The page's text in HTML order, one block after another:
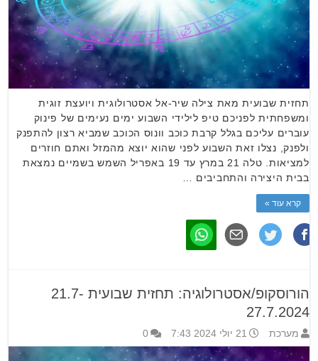
תחזית שבועית מאת צילה שיר-אל אסטרולוגית ויועצת זוגית
ומשפחתית לפניכם טיפ לילידי השבוע ימים נעימים של פינוק
עוברים עליכם בגלל קרבת כוכב וונוס הכוכב שמביא רצון להתפנק
ולפנק, נצלו זאת השבוע לפני שהוא יוצא מהמזל ואתם חוזרים
למציאות. טלה 21 במרץ עד 19 באפריל השמש בשמיים נמצאת
בבית היצירה והתחביבים …
קרא עוד »
הורוסקופ/אסטרולוגיה: תחזית שבועית 21.7-
27.7.2024
מערכת 21 יולי 2024 7:43 0